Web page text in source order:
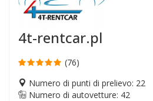
4t-rentcar.pl
(76)
Numero di punti di prelievo: 22
Numero di autovetture: 42